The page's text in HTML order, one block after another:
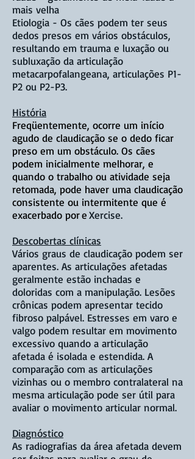
mais velha
Etiologia - Os cães podem ter seus
dedos presos em vários obstáculos,
resultando em trauma e luxação ou
subluxação da articulação
metacarpofalangeana, articulações P1-
P2 ou P2-P3.
História
Freqüentemente, ocorre um início
agudo de claudicação se o dedo ficar
preso em um obstáculo. Os cães
podem inicialmente melhorar, e
quando o trabalho ou atividade seja
retomada, pode haver uma claudicação
consistente ou intermitente que é
exacerbado poreXercise.
Descobertas clínicas
Vários graus de claudicação podem ser
aparentes. As articulações afetadas
geralmente estão inchadas e
doloridas com a manipulação. Lesões
crônicas podem apresentar tecido
fibroso palpável. Estresses em varo e
valgo podem resultar em movimento
excessivo quando a articulação
afetada é isolada e estendida. A
comparação com as articulações
vizinhas ou o membro contralateral na
mesma articulação pode ser útil para
avaliar o movimento articular normal.
Diagnóstico
As radiografias da área afetada devem